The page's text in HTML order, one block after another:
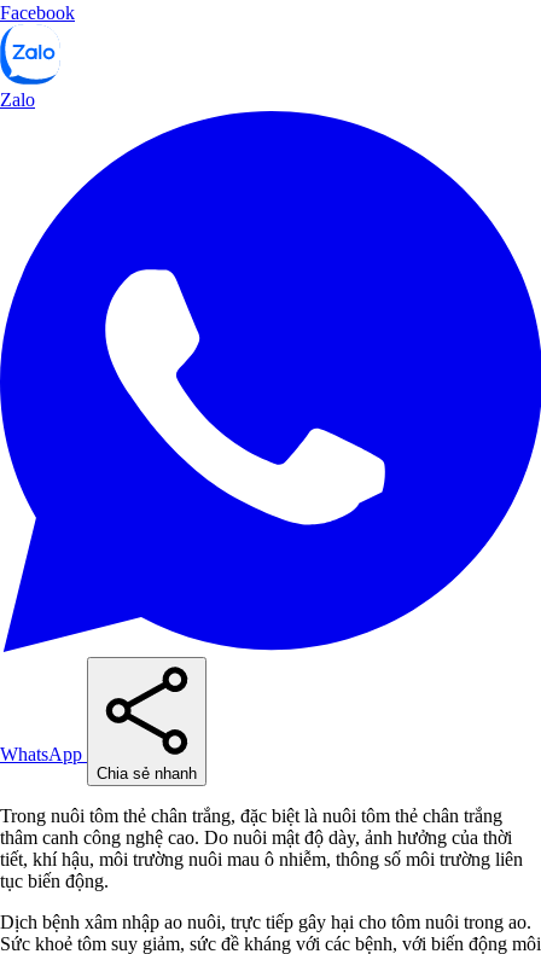
Facebook
Zalo
WhatsApp
Chia sẻ nhanh
Trong nuôi tôm thẻ chân trắng, đặc biệt là nuôi tôm thẻ chân trắng
thâm canh công nghệ cao. Do nuôi mật độ dày, ảnh hưởng của thời
tiết, khí hậu, môi trường nuôi mau ô nhiễm, thông số môi trường liên
tục biến động.
Dịch bệnh xâm nhập ao nuôi, trực tiếp gây hại cho tôm nuôi trong ao.
Sức khoẻ tôm suy giảm, sức đề kháng với các bệnh, với biến động môi